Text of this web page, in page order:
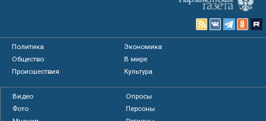
Политика
Экономика
Общество
В мире
Происшествия
Культура
Видео
Опросы
Фото
Персоны